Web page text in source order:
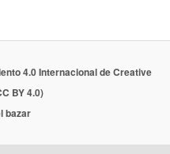
4.0 Internacional de Creative
BY 4.0)
bazar